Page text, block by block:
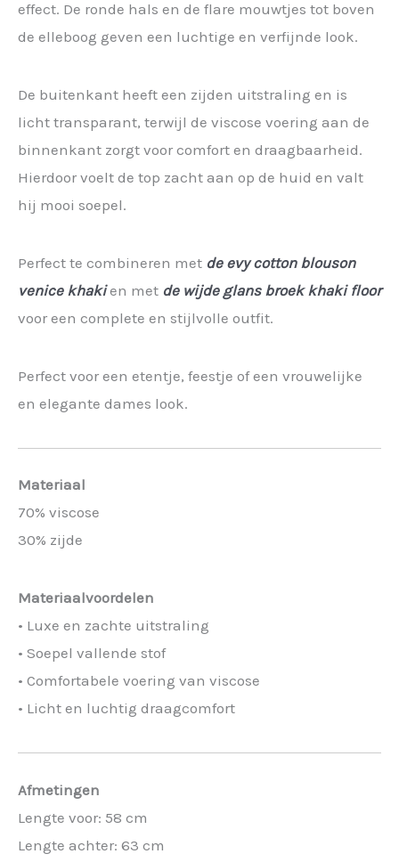
effect. De ronde hals en de flare mouwtjes tot boven
de elleboog geven een luchtige en verfijnde look.
De buitenkant heeft een zijden uitstraling en is
licht transparant, terwijl de viscose voering aan de
binnenkant zorgt voor comfort en draagbaarheid.
Hierdoor voelt de top zacht aan op de huid en valt
hij mooi soepel.
Perfect te combineren met de evy cotton blouson
venice khakien met de wijde glans broek khaki floor
voor een complete en stijlvolle outfit.
Perfect voor een etentje, feestje of een vrouwelijke
en elegante dames look.
Materiaal
70% viscose
30% zijde
Materiaalvoordelen
• Luxe en zachte uitstraling
• Soepel vallende stof
• Comfortabele voering van viscose
• Licht en luchtig draagcomfort
Afmetingen
Lengte voor: 58 cm
Lengte achter: 63 cm